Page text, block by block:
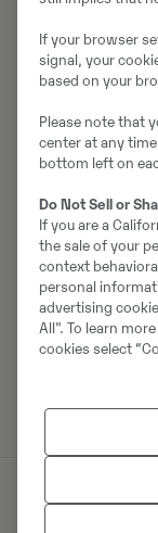
ettevõtte
kasutades ära
käeulatuses
potentsiaal.
Volvo uusimate
võite olla
parimal viisil.
turvalisuse,
teeninduse ja
need uued või
If your browser
signal, your
based on your
Please note that
center at any
bottom left on
Do Not Sell or
If you are a
the sale of your
context
personal
advertising
All". To learn
cookies select